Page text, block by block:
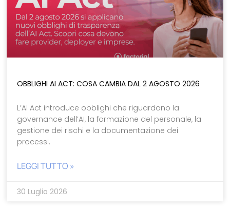
OBBLIGHI AI ACT: COSA CAMBIA DAL 2 AGOSTO 2026
L’AI Act introduce obblighi che riguardano la
governance dell’AI, la formazione del personale, la
gestione dei rischi e la documentazione dei
processi.
LEGGI TUTTO »
30 Luglio 2026